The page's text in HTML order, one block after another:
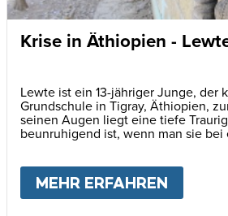
Krise in Äthiopien -
Lewte ist ein 13-jähriger Junge, der
Grundschule in Tigray, Äthiopien,
seinen Augen liegt eine tiefe
beunruhigend ist, wenn man sie bei
MEHR ERFAHREN